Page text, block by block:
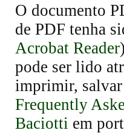
O documento
de PDF tenha
Acrobat Reader
pode ser lido
imprimir,
Frequently
Baciotti em